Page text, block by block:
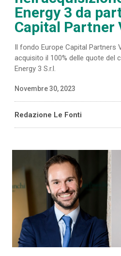
Energy 3 da
Capital Partner
Il fondo Europe Capital Partners
acquisito il 100% delle quote del
Energy 3 S.r.l.
Novembre 30, 2023
Redazione Le Fonti